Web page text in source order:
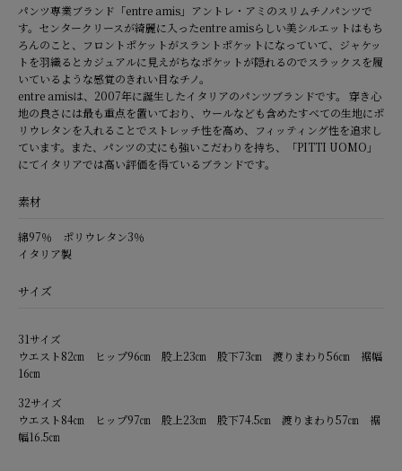
パンツ専業ブランド「entre amis」アントレ・アミのスリムチノパンツで
す。センタークリースが綺麗に入ったentre amisらしい美シルエットはもち
ろんのこと、フロントポケットがスラントポケットになっていて、ジャケッ
トを羽織るとカジュアルに見えがちなポケットが隠れるのでスラックスを履
いているような感覚のきれい目なチノ。
entre amisは、2007年に誕生したイタリアのパンツブランドです。 穿き心
地の良さには最も重点を置いており、ウールなども含めたすべての生地にポ
リウレタンを入れることでストレッチ性を高め、フィッティング性を追求し
ています。また、パンツの丈にも強いこだわりを持ち、「PITTI UOMO」
にてイタリアでは高い評価を得ているブランドです。
素材
綿97％ ポリウレタン3％
イタリア製
サイズ
31サイズ
ウエスト82㎝ ヒップ96㎝ 股上23㎝ 股下73㎝ 渡りまわり56㎝ 裾幅
16㎝
32サイズ
ウエスト84㎝ ヒップ97㎝ 股上23㎝ 股下74.5㎝ 渡りまわり57㎝ 裾
幅16.5㎝